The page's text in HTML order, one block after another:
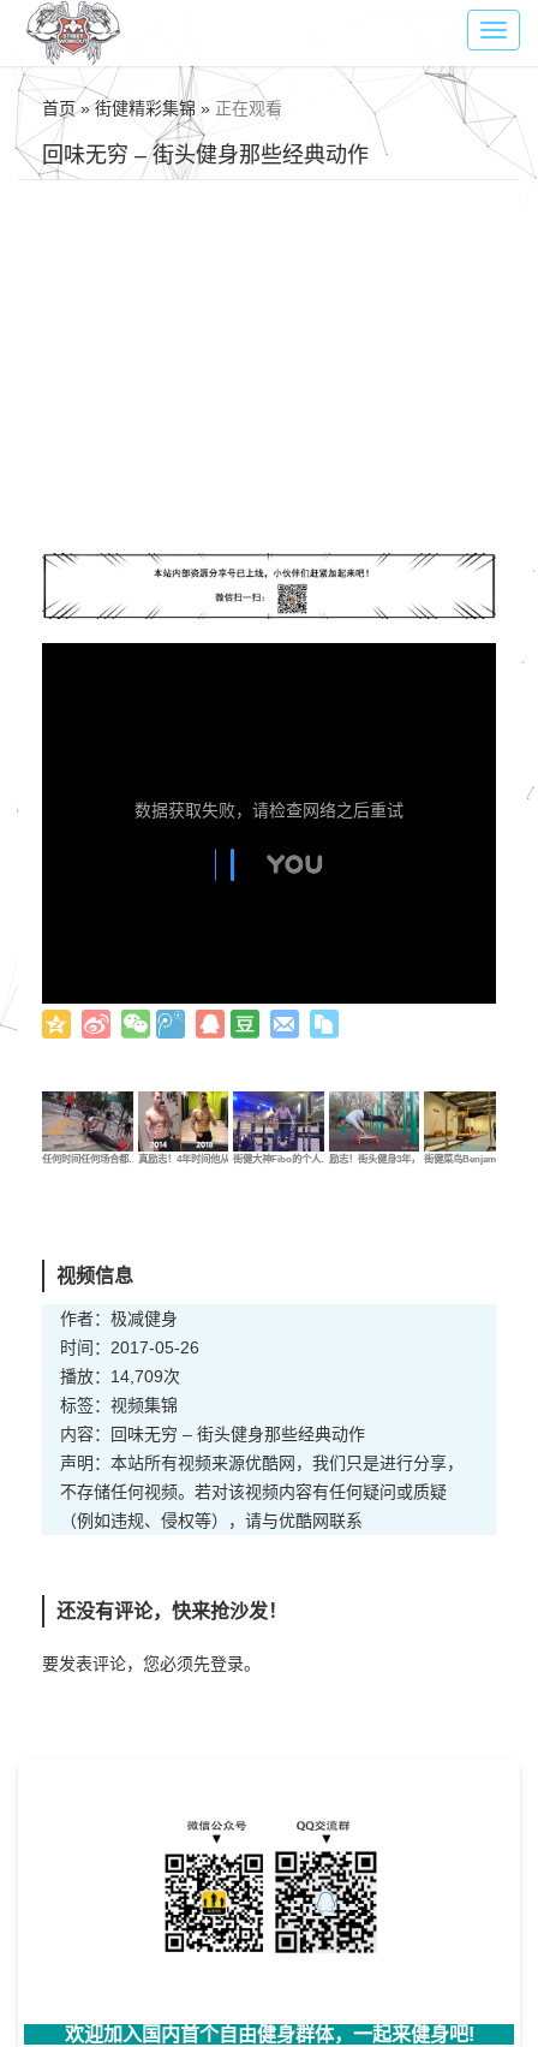
首页 » 街健精彩集锦 » 正在观看
回味无穷 – 街头健身那些经典动作
数据获取失败，请检查网络之后重试
任何时间任何场合都… 真励志！4年时间他从…街健大神Fibo的个人…励志！街头健身3年，…街健菜鸟Benjamin的…
视频信息
作者：极减健身
时间：2017-05-26
播放：14,709次
标签： 视频集锦
内容：回味无穷 – 街头健身那些经典动作
声明：本站所有视频来源优酷网，我们只是进行分享，
不存储任何视频。若对该视频内容有任何疑问或质疑
（例如违规、侵权等），请与优酷网联系
还没有评论，快来抢沙发！
要发表评论，您必须先登录。
欢迎加入国内首个自由健身群体，一起来健身吧!